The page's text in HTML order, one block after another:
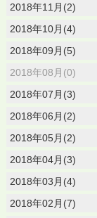
2018年11月(2)
2018年10月(4)
2018年09月(5)
2018年08月(0)
2018年07月(3)
2018年06月(2)
2018年05月(2)
2018年04月(3)
2018年03月(4)
2018年02月(7)